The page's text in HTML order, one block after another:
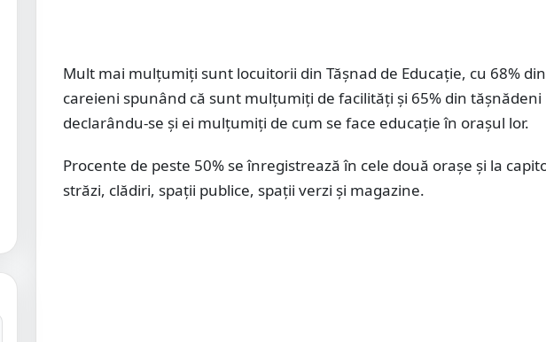
Mult mai mulțumiți sunt locuitorii din Tășnad de Educație, cu 68% din
careieni spunând că sunt mulțumiți de facilități și 65% din tășnădeni
declarându-se și ei mulțumiți de cum se face educație în orașul lor.
Procente de peste 50% se înregistrează în cele două orașe și la
străzi, clădiri, spații publice, spații verzi și magazine.